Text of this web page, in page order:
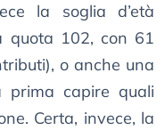
la soglia d’età
quota 102, con 61
o anche una
prima capire quali
Certa, invece, la